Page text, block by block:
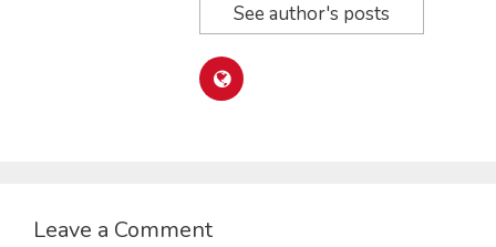
See author's posts
Leave a Comment